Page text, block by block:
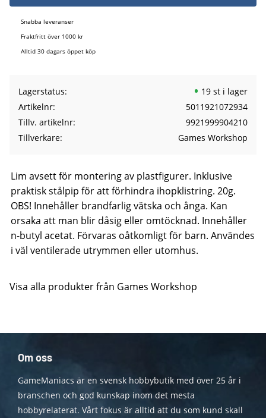
Snabba leveranser
Fraktfritt över 1000 kr
Alltid 30 dagars öppet köp
Lagerstatus
19 st i lager
Artikelnr
5011921072934
Tillv. artikelnr
9921999904210
Tillverkare
Games Workshop
Lim avsett för montering av plastfigurer. Inklusive
praktisk stålpip för att förhindra ihopklistring. 20g.
OBS! Innehåller brandfarlig vätska och ånga. Kan
orsaka att man blir dåsig eller omtöcknad. Innehåller
n-butyl acetat. Förvaras oåtkomligt för barn. Användes
i väl ventilerade utrymmen eller utomhus.
Visa alla produkter från Games Workshop
Om oss
GameManiacs är en svensk hobbybutik med över 25 år i
branschen och god kunskap inom det mesta
hobbyrelaterat. Vårt fokus är alltid att du som kund skall